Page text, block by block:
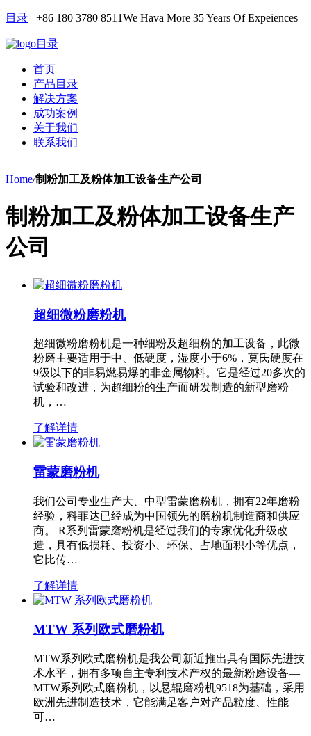
目录 +86 180 3780 8511We Hava More 35 Years Of Expeiences
目录
首页
产品目录
解决方案
成功案例
关于我们
联系我们
Home/制粉加工及粉体加工设备生产公司
制粉加工及粉体加工设备生产
公司
超细微粉磨粉机
超细微粉磨粉机是一种细粉及超细粉的加工设备，此微
粉磨主要适用于中、低硬度，湿度小于6%，莫氏硬度在
9级以下的非易燃易爆的非金属物料。它是经过20多次的
试验和改进，为超细粉的生产而研发制造的新型磨粉
机，…
了解详情
雷蒙磨粉机
我们公司专业生产大、中型雷蒙磨粉机，拥有22年磨粉
经验，科菲达已经成为中国领先的磨粉机制造商和供应
商。 R系列雷蒙磨粉机是经过我们的专家优化升级改
造，具有低损耗、投资小、环保、占地面积小等优点，
它比传…
了解详情
MTW 系列欧式磨粉机
MTW系列欧式磨粉机是我公司新近推出具有国际先进技
术水平，拥有多项自主专利技术产权的最新粉磨设备—
MTW系列欧式磨粉机，以悬辊磨粉机9518为基础，采用
欧洲先进制造技术，它能满足客户对产品粒度、性能
可…